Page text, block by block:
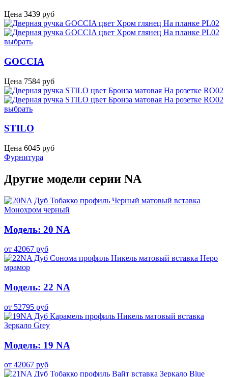
Цена 3439 руб
выбрать
GOCCIA
Цена 7584 руб
выбрать
STILO
Цена 6045 руб
Фурнитура
Другие модели серии NA
Модель: 20 NA
от 42067 руб
Модель: 22 NA
от 52795 руб
Модель: 19 NA
от 42067 руб